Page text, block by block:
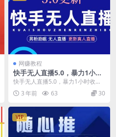
网赚教程
快手无人直播5.0，暴力1小时
收益2000+丨更新真人直播玩
法
快手无人直播5.0，暴力1小时收益2
000+丨更新真人直播玩法 1：硬件
设备 2...
3 年前 63 30
VIP